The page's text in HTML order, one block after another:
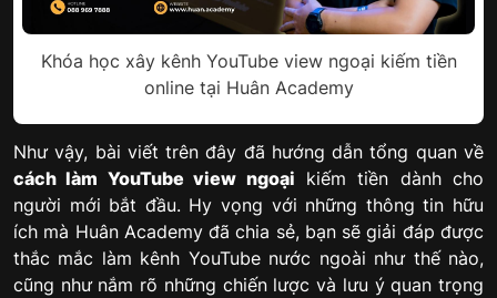
Khóa học xây kênh YouTube view ngoại kiếm tiền
online tại Huân Academy
Như vậy, bài viết trên đây đã hướng dẫn tổng quan về
cách làm YouTube view ngoại kiếm tiền dành cho
người mới bắt đầu. Hy vọng với những thông tin hữu
ích mà Huân Academy đã chia sẻ, bạn sẽ giải đáp được
thắc mắc làm kênh YouTube nước ngoài như thế nào,
cũng như nắm rõ những chiến lược và lưu ý quan trọng